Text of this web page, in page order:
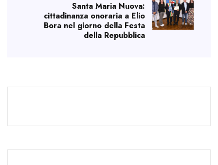
Santa Maria Nuova:
cittadinanza onoraria a Elio
Bora nel giorno della Festa
della Repubblica